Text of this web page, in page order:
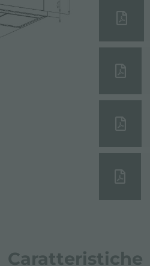
Caratteristiche